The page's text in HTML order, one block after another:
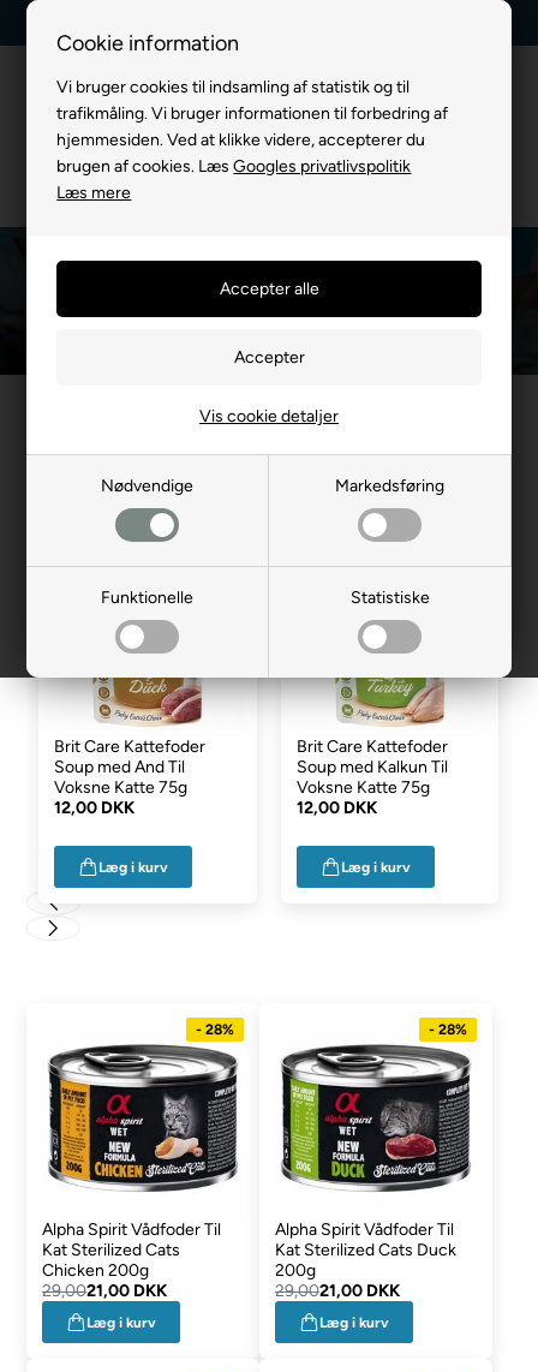
Cookie information
Vi bruger cookies til indsamling af statistik og til
trafikmåling. Vi bruger informationen til forbedring af
hjemmesiden. Ved at klikke videre, accepterer du
brugen af cookies. LæsGoogles privatlivspolitik
Læs mere
Nødvendige Markedsføring
Funktionelle Statistiske
Vis cookie detaljer
Vådfoder Til Kat
Du er her:TIL KATTE/Katte Mad/Vådfoder Til Kat
Mest populære i Vådfoder Til
Brit Care Kattefoder
Soup med And Til
Voksne Katte 75g
12,00 DKK
Læg i kurv
Brit Care Kattefoder
Soup med Kalkun Til
Voksne Katte 75g
12,00 DKK
Læg i kurv
- 28%
Alpha Spirit Vådfoder Til
Kat Sterilized Cats
Chicken 200g
29,0021,00 DKK
Læg i kurv
- 28%
Alpha Spirit Vådfoder Til
Kat Sterilized Cats Duck
200g
29,0021,00 DKK
Læg i kurv